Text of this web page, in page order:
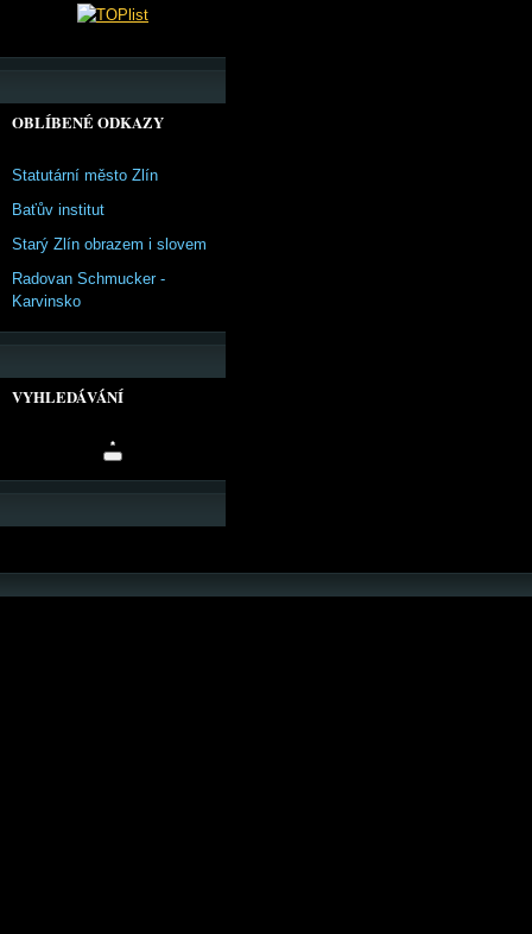
OBLÍBENÉ ODKAZY
Statutární město Zlín
Baťův institut
Starý Zlín obrazem i slovem
Radovan Schmucker -
Karvinsko
VYHLEDÁVÁNÍ